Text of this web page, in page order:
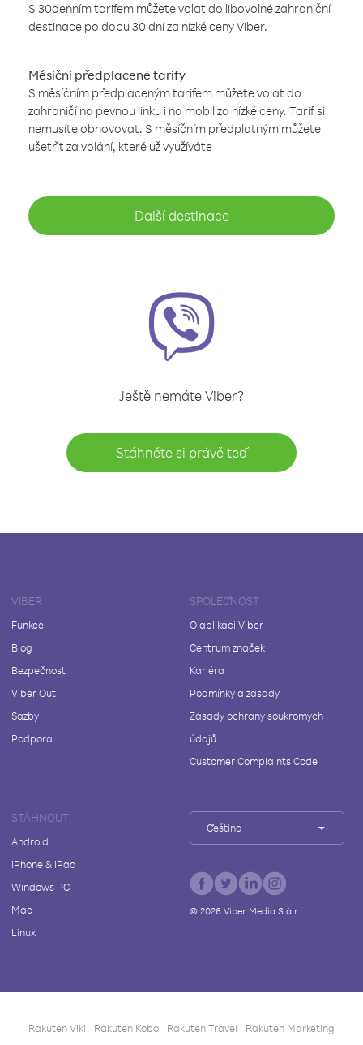
S 30denním tarifem můžete volat do libovolné zahraniční
destinace po dobu 30 dní za nízké ceny Viber.
Měsíční předplacené tarify
S měsíčním předplaceným tarifem můžete volat do
zahraničí na pevnou linku i na mobil za nízké ceny. Tarif si
nemusíte obnovovat. S měsíčním předplatným můžete
ušetřit za volání, které už využíváte
Další destinace
Ještě nemáte Viber?
Stáhněte si právě teď
VIBER
Funkce
Blog
Bezpečnost
Viber Out
Sazby
Podpora
SPOLEČNOST
O aplikaci Viber
Centrum značek
Kariéra
Podmínky a zásady
Zásady ochrany soukromých
údajů
Customer Complaints Code
STÁHNOUT
Android
iPhone & iPad
Windows PC
Mac
Linux
Čeština
© 2026Viber Media S.à r.l.
Rakuten Viki Rakuten Kobo Rakuten Travel Rakuten Marketing